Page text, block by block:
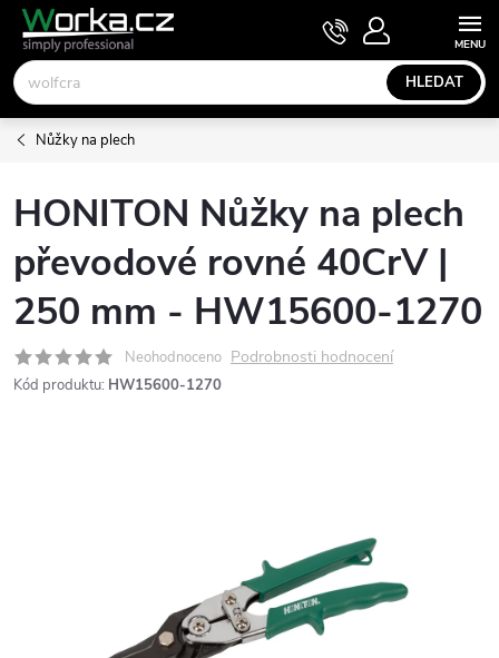
Přejít
obsah
HLEDAT
NÁKUPNÍ
KOŠÍK
Nůžky na plech
HONITON Nůžky na plech
převodové rovné 40CrV |
250 mm - HW15600-1270
Neohodnoceno Podrobnosti hodnocení
Kód produktu: HW15600-1270